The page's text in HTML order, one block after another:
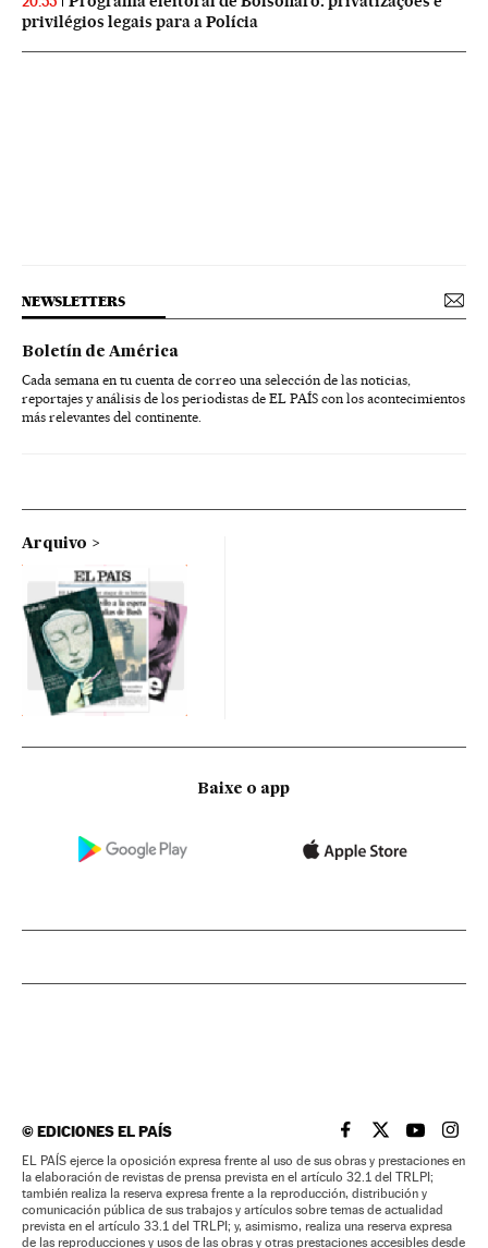
privilégios legais para a Polícia
NEWSLETTERS
Boletín de América
Cada semana en tu cuenta de correo una selección de las noticias,
reportajes y análisis de los periodistas de EL PAÍS con los acontecimientos
más relevantes del continente.
Arquivo
Baixe o app
©EDICIONES EL PAÍS EL PAÍS BRASIL EN
EL PAÍSEL PAÍS
EL
EL PAÍS ejerce la oposición expresa frente al uso de sus obras y prestaciones en
la elaboración de revistas de prensa prevista en el artículo 32.1 del TRLPI;
también realiza la reserva expresa frente a la reproducción, distribución y
comunicación pública de sus trabajos y artículos sobre temas de actualidad
prevista en el artículo 33.1 del TRLPI; y, asimismo, realiza una reserva expresa
de las reproducciones y usos de las obras y otras prestaciones accesibles desde